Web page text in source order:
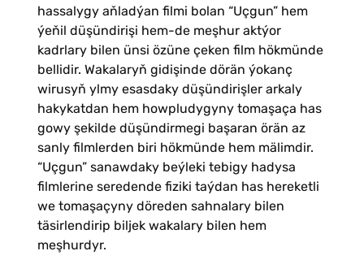
hassalygy aňladýan filmi bolan “Uçgun” hem
ýeňil düşündirişi hem-de meşhur aktýor
kadrlary bilen ünsi özüne çeken film hökmünde
bellidir. Wakalaryň gidişinde dörän ýokanç
wirusyň ylmy esasdaky düşündirişler arkaly
hakykatdan hem howpludygyny tomaşaça has
gowy şekilde düşündirmegi başaran örän az
sanly filmlerden biri hökmünde hem mälimdir.
“Uçgun” sanawdaky beýleki tebigy hadysa
filmlerine seredende fiziki taýdan has hereketli
we tomaşaçyny döreden sahnalary bilen
täsirlendirip biljek wakalary bilen hem
meşhurdyr.